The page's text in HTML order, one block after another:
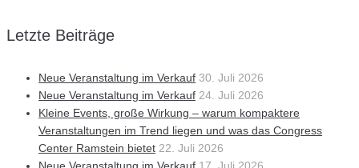
Letzte Beiträge
Neue Veranstaltung im Verkauf 30. Juli 2026
Neue Veranstaltung im Verkauf 24. Juli 2026
Kleine Events, große Wirkung – warum kompaktere
Veranstaltungen im Trend liegen und was das Congress
Center Ramstein bietet 22. Juli 2026